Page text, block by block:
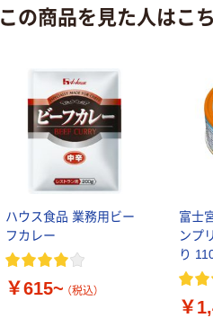
この商品を見た人はこ
ハウス食品 業務用ビー
フカレー
￥615~ （税込）
富士
ンプ
り
ホテ
￥